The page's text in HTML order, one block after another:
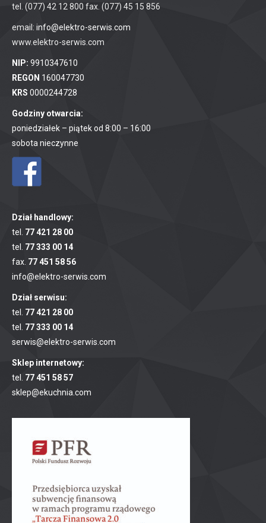
tel. (077) 42 12 800 fax. (077) 45 15 856
email: info@elektro-serwis.com
www.elektro-serwis.com
NIP: 9910347610
REGON 160047730
KRS 0000244728
Godziny otwarcia:
poniedziałek – piątek od 8:00 – 16:00
sobota nieczynne
Dział handlowy:
tel. 77 421 28 00
tel. 77 333 00 14
fax. 77 451 58 56
info@elektro-serwis.com
Dział serwisu:
tel. 77 421 28 00
tel. 77 333 00 14
serwis@elektro-serwis.com
Sklep internetowy:
tel. 77 451 58 57
sklep@ekuchnia.com